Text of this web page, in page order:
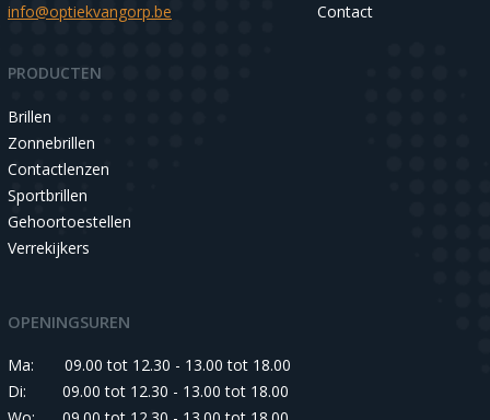
info@optiekvangorp.be
Contact
PRODUCTEN
Brillen
Zonnebrillen
Contactlenzen
Sportbrillen
Gehoortoestellen
Verrekijkers
OPENINGSUREN
Ma:
09.00 tot 12.30 - 13.00 tot 18.00
Di:
09.00 tot 12.30 - 13.00 tot 18.00